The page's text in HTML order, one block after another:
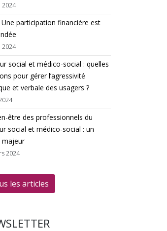
2024
Une participation financière est
2024
social et médico-social : quelles
pour gérer l’agressivité
et verbale des usagers ?
être des professionnels du
social et médico-social : un
majeur
2024
les articles